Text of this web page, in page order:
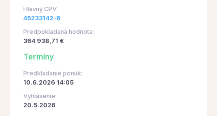
Hlavný CPV:
45233142-6
Predpokladaná hodnota:
364 938,71 €
Termíny
Predkladanie ponúk:
10.6.2026 14:05
Vyhlásenie:
20.5.2026